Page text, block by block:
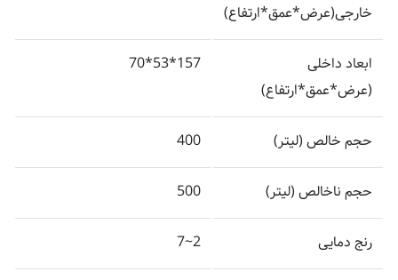
خارجی(عرض*عمق*ارتفاع)
ابعاد داخلی
(عرض*عمق*ارتفاع)
157*53*70
حجم خالص (لیتر) 400
حجم ناخالص (لیتر) 500
رنج دمایی 2~7